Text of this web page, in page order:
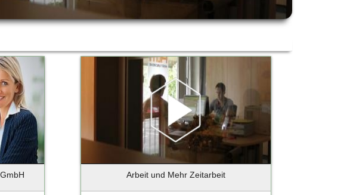
Arbeit und Mehr Zeitarbeit